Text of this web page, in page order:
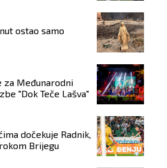
ostao samo
za Međunarodni
"Dok Teče Lašva"
dočekuje Radnik,
Brijegu